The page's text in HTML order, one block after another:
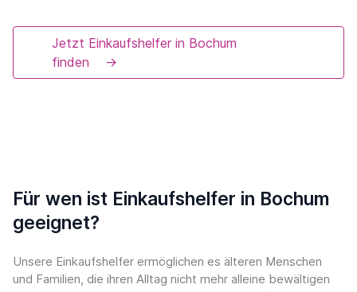
Jetzt Einkaufshelfer in Bochum
finden
→
Für wen ist Einkaufshelfer in Bochum
geeignet?
Unsere Einkaufshelfer ermöglichen es älteren Menschen
und Familien, die ihren Alltag nicht mehr alleine bewältigen